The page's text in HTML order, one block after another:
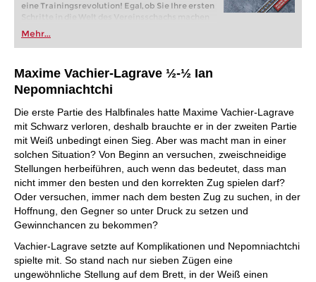
eine Trainingsrevolution! Egal, ob Sie Ihre ersten
Schritte in die Welt des Vereinsschachs machen
oder bereits auf Turnierniveau spielen: Mit
FRITZ trainieren Sie effizienter, intelligenter und
individueller als je zuvor.
Mehr...
Maxime Vachier-Lagrave ½-½ Ian
Nepomniachtchi
Die erste Partie des Halbfinales hatte Maxime Vachier-Lagrave
mit Schwarz verloren, deshalb brauchte er in der zweiten Partie
mit Weiß unbedingt einen Sieg. Aber was macht man in einer
solchen Situation? Von Beginn an versuchen, zweischneidige
Stellungen herbeiführen, auch wenn das bedeutet, dass man
nicht immer den besten und den korrekten Zug spielen darf?
Oder versuchen, immer nach dem besten Zug zu suchen, in der
Hoffnung, den Gegner so unter Druck zu setzen und
Gewinnchancen zu bekommen?
Vachier-Lagrave setzte auf Komplikationen und Nepomniachtchi
spielte mit. So stand nach nur sieben Zügen eine
ungewöhnliche Stellung auf dem Brett, in der Weiß einen